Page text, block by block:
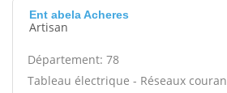
Ent abela Acheres
Artisan
Département: 78
Tableau électrique - Réseaux